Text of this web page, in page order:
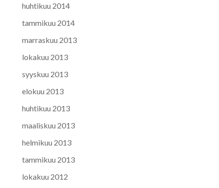
huhtikuu 2014
tammikuu 2014
marraskuu 2013
lokakuu 2013
syyskuu 2013
elokuu 2013
huhtikuu 2013
maaliskuu 2013
helmikuu 2013
tammikuu 2013
lokakuu 2012